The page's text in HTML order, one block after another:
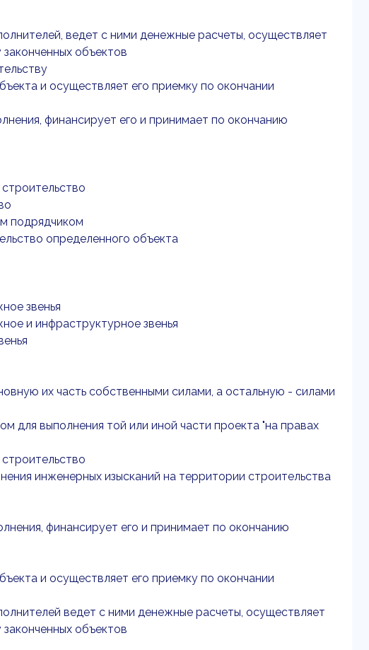
ведет с ними денежные расчеты, осуществляет
объектов
и осуществляет его приемку по окончании
финансирует его и принимает по окончанию
подрядчиком
определенного объекта
звенья
и инфраструктурное звенья
их часть собственными силами, а остальную - силами
для выполнения той или иной части проекта "на правах
инженерных изысканий на территории строительства
финансирует его и принимает по окончанию
и осуществляет его приемку по окончании
ведет с ними денежные расчеты, осуществляет
объектов